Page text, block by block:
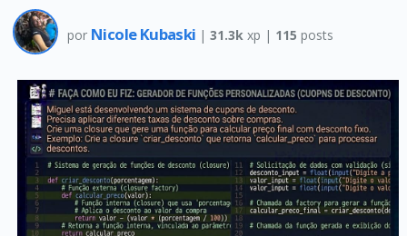
por Nicole Kubaski | 31.3k xp | 115 posts